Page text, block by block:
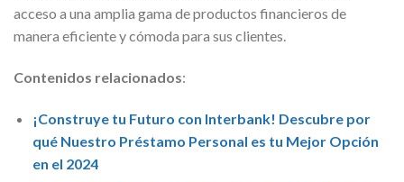
acceso a una amplia gama de productos financieros de
manera eficiente y cómoda para sus clientes.
Contenidos relacionados:
¡Construye tu Futuro con Interbank! Descubre por
qué Nuestro Préstamo Personal es tu Mejor Opción
en el 2024